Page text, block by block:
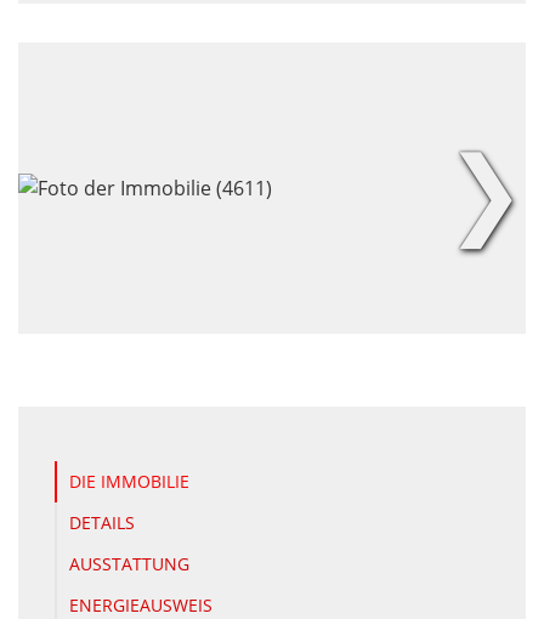
❯
DIE IMMOBILIE
DETAILS
AUSSTATTUNG
ENERGIEAUSWEIS